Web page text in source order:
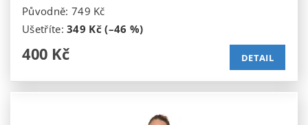
Původně: 749 Kč
Ušetříte:349 Kč (–46 %)
400 Kč DETAIL